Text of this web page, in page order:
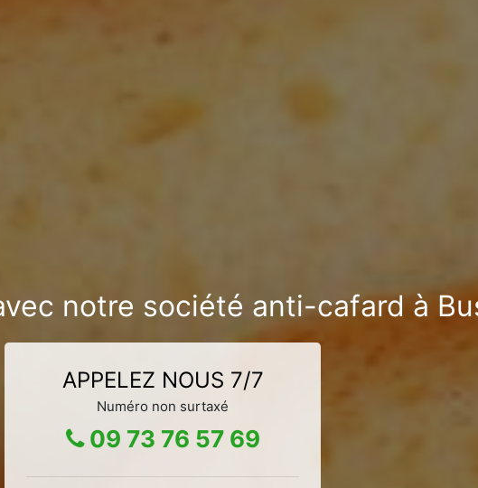
notre société anti-cafard à
APPELEZ NOUS 7/7
Numéro non surtaxé
09 73 76 57 69